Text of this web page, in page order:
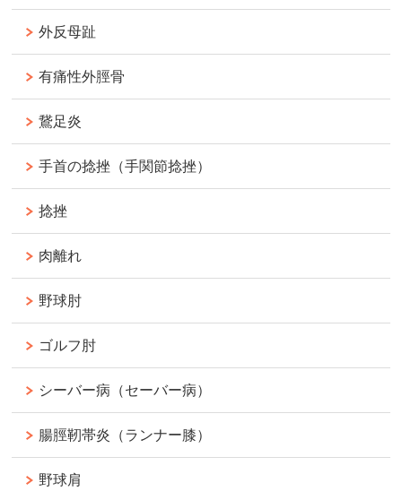
外反母趾
有痛性外脛骨
鵞足炎
手首の捻挫（手関節捻挫）
捻挫
肉離れ
野球肘
ゴルフ肘
シーバー病（セーバー病）
腸脛靭帯炎（ランナー膝）
野球肩